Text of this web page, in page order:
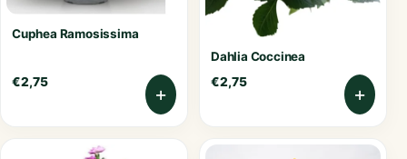
Cuphea Ramosissima
€2,75
+
Dahlia Coccinea
€2,75
+